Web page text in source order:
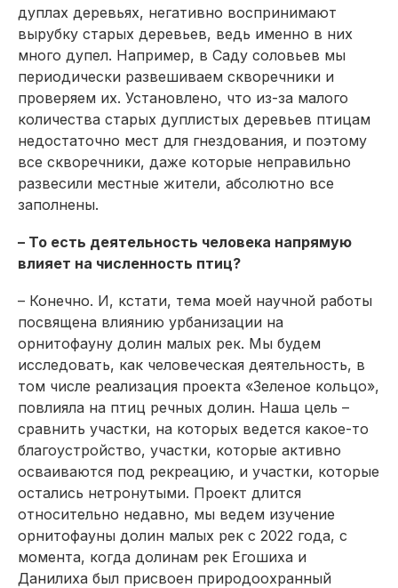
дуплах деревьях, негативно воспринимают
вырубку старых деревьев, ведь именно в них
много дупел. Например, в Саду соловьев мы
периодически развешиваем скворечники и
проверяем их. Установлено, что из-за малого
количества старых дуплистых деревьев птицам
недостаточно мест для гнездования, и поэтому
все скворечники, даже которые неправильно
развесили местные жители, абсолютно все
заполнены.
– То есть деятельность человека напрямую
влияет на численность птиц?
– Конечно. И, кстати, тема моей научной работы
посвящена влиянию урбанизации на
орнитофауну долин малых рек. Мы будем
исследовать, как человеческая деятельность, в
том числе реализация проекта «Зеленое кольцо»,
повлияла на птиц речных долин. Наша цель –
сравнить участки, на которых ведется какое-то
благоустройство, участки, которые активно
осваиваются под рекреацию, и участки, которые
остались нетронутыми. Проект длится
относительно недавно, мы ведем изучение
орнитофауны долин малых рек с 2022 года, с
момента, когда долинам рек Егошиха и
Данилиха был присвоен природоохранный